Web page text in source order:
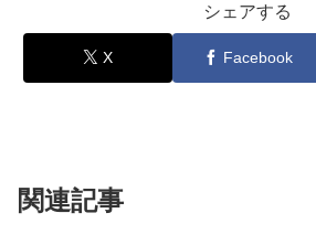
シェアする
X Facebook
関連記事